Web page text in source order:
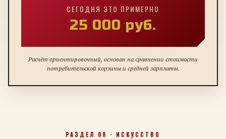
СЕГОДНЯ ЭТО ПРИМЕРНО
25 000 руб.
Расчёт ориентировочный, основан на сравнении стоимости
потребительской корзины и средней зарплаты.
РАЗДЕЛ 08 · ИСКУССТВО